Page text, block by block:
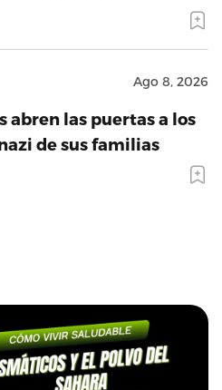
Ago 8, 2026
abren las puertas a los
de sus familias